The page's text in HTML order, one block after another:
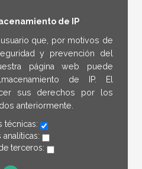
de IP
que, por motivos de
y prevención del
página web puede
de IP. El
sus derechos por los
anteriormente.
técnicas:
analíticas:
terceros: